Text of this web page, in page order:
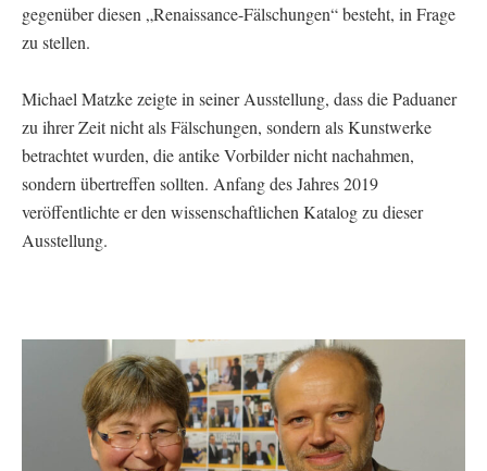
gegenüber diesen „Renaissance-Fälschungen“ besteht, in Frage
zu stellen.
Michael Matzke zeigte in seiner Ausstellung, dass die Paduaner
zu ihrer Zeit nicht als Fälschungen, sondern als Kunstwerke
betrachtet wurden, die antike Vorbilder nicht nachahmen,
sondern übertreffen sollten. Anfang des Jahres 2019
veröffentlichte er den wissenschaftlichen Katalog zu dieser
Ausstellung.